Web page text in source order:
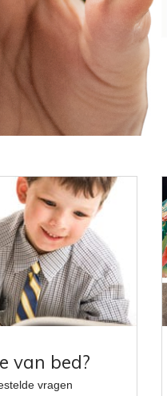
van bed?
vragen